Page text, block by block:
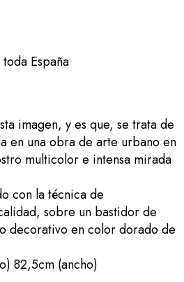
España
imagen, y es que, se trata de
en una obra de arte urbano en
multicolor e intensa mirada
con la técnica de
sobre un bastidor de
decorativo en color dorado de
82,5cm (ancho)